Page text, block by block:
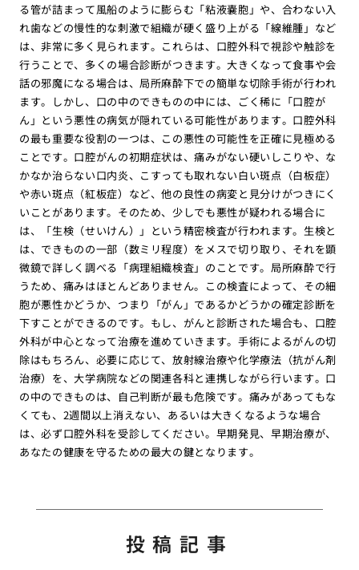
る管が詰まって風船のように膨らむ「粘液嚢胞」や、合わない入
れ歯などの慢性的な刺激で組織が硬く盛り上がる「線維腫」など
は、非常に多く見られます。これらは、口腔外科で視診や触診を
行うことで、多くの場合診断がつきます。大きくなって食事や会
話の邪魔になる場合は、局所麻酔下での簡単な切除手術が行われ
ます。しかし、口の中のできものの中には、ごく稀に「口腔が
ん」という悪性の病気が隠れている可能性があります。口腔外科
の最も重要な役割の一つは、この悪性の可能性を正確に見極める
ことです。口腔がんの初期症状は、痛みがない硬いしこりや、な
かなか治らない口内炎、こすっても取れない白い斑点（白板症）
や赤い斑点（紅板症）など、他の良性の病変と見分けがつきにく
いことがあります。そのため、少しでも悪性が疑われる場合に
は、「生検（せいけん）」という精密検査が行われます。生検と
は、できものの一部（数ミリ程度）をメスで切り取り、それを顕
微鏡で詳しく調べる「病理組織検査」のことです。局所麻酔で行
うため、痛みはほとんどありません。この検査によって、その細
胞が悪性かどうか、つまり「がん」であるかどうかの確定診断を
下すことができるのです。もし、がんと診断された場合も、口腔
外科が中心となって治療を進めていきます。手術によるがんの切
除はもちろん、必要に応じて、放射線治療や化学療法（抗がん剤
治療）を、大学病院などの関連各科と連携しながら行います。口
の中のできものは、自己判断が最も危険です。痛みがあってもな
くても、2週間以上消えない、あるいは大きくなるような場合
は、必ず口腔外科を受診してください。早期発見、早期治療が、
あなたの健康を守るための最大の鍵となります。
投稿記事